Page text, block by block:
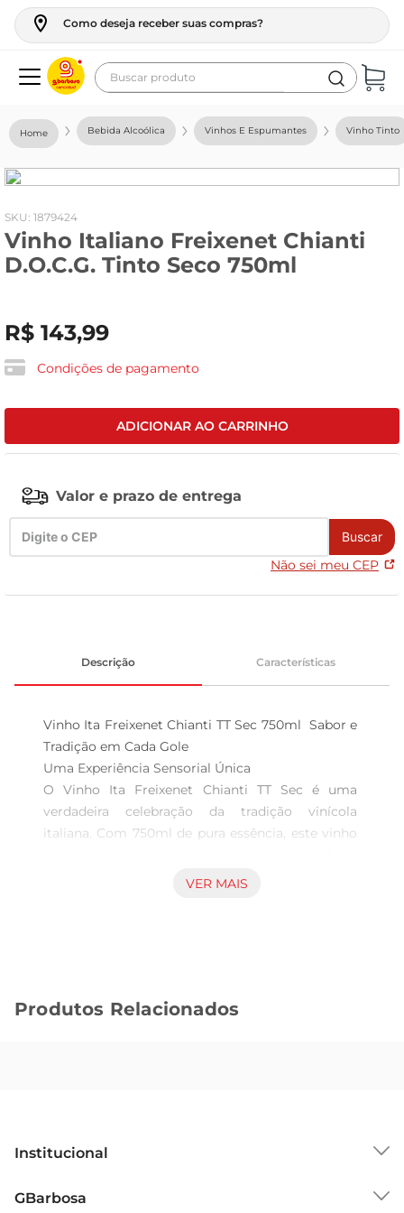
Como deseja receber suas compras?
Buscar produto
Bebida Alcoólica Vinhos E Espumantes Vinho Tinto
: 1879424
Vinho Italiano Freixenet Chianti
D.O.C.G. Tinto Seco 750ml
R$ 143,99
Condições de pagamento
ADICIONAR AO CARRINHO
Valor e prazo de entrega
Buscar
Não sei meu CEP
Descrição Características
Vinho Ita Freixenet Chianti TT Sec 750ml  Sabor e
Tradição em Cada Gole
Uma Experiência Sensorial Única
O Vinho Ita Freixenet Chianti TT Sec é uma
verdadeira celebração da tradição vinícola
italiana. Com 750ml de pura essência, este vinho
acompanhamento em momentos especiais ou
ChiantiTT Sec é elaborado com uvas
toque de especiarias, resultando em um final
Harmonização Perfeita
VER MAIS
Produtos Relacionados
Institucional
Grupo Cencosud
GBarbosa
geladeira
fogao
café
cerveja
leite
vinho